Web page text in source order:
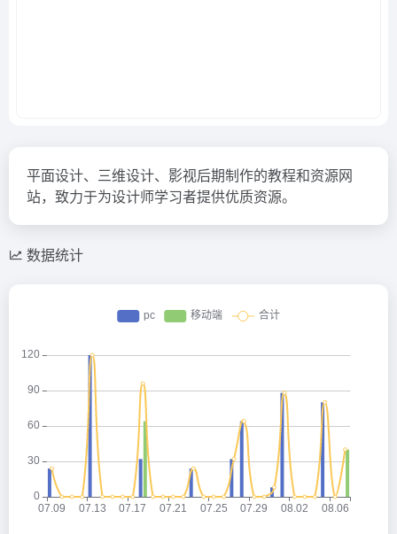
平面设计、三维设计、影视后期制作的教程和资源网
站，致力于为设计师学习者提供优质资源。
数据统计